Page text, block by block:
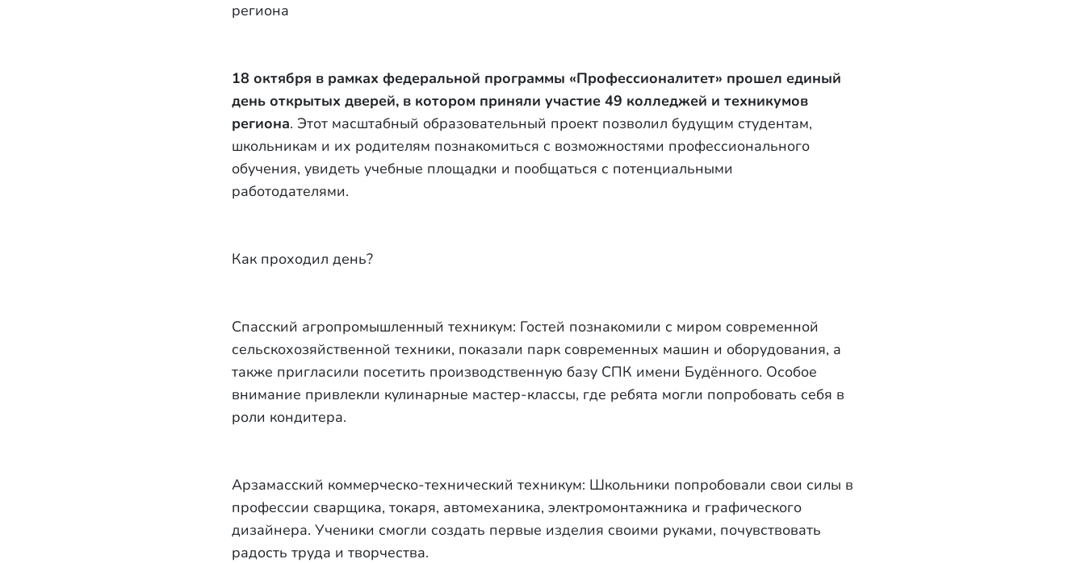
региона
18 октября в рамках федеральной программы «Профессионалитет» прошел единый
день открытых дверей, в котором приняли участие 49 колледжей и техникумов
региона. Этот масштабный образовательный проект позволил будущим студентам,
школьникам и их родителям познакомиться с возможностями профессионального
обучения, увидеть учебные площадки и пообщаться с потенциальными
работодателями.
Как проходил день?
Спасский агропромышленный техникум: Гостей познакомили с миром современной
сельскохозяйственной техники, показали парк современных машин и оборудования, а
также пригласили посетить производственную базу СПК имени Будённого. Особое
внимание привлекли кулинарные мастер-классы, где ребята могли попробовать себя в
роли кондитера.
Арзамасский коммерческо-технический техникум: Школьники попробовали свои силы в
профессии сварщика, токаря, автомеханика, электромонтажника и графического
дизайнера. Ученики смогли создать первые изделия своими руками, почувствовать
радость труда и творчества.